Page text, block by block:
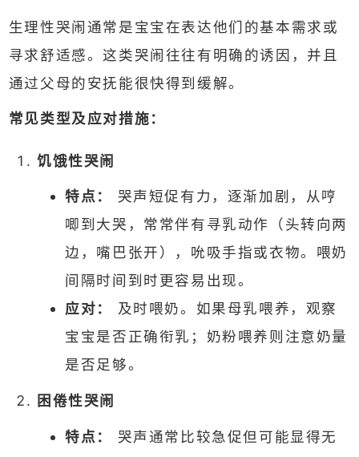
生理性哭闹通常是宝宝在表达他们的基本需求或
寻求舒适感。这类哭闹往往有明确的诱因，并且
通过父母的安抚能很快得到缓解。
常见类型及应对措施：
饥饿性哭闹
特点：
哭声短促有力，逐渐加剧，从哼
唧到大哭，常常伴有寻乳动作（头转向两
边，嘴巴张开），吮吸手指或衣物。喂奶
间隔时间到时更容易出现。
应对：
及时喂奶。如果母乳喂养，观察
宝宝是否正确衔乳；奶粉喂养则注意奶量
是否足够。
困倦性哭闹
特点：
哭声通常比较急促但可能显得无